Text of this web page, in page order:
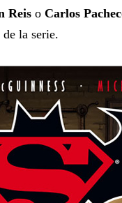
Reis o Carlos
la serie.